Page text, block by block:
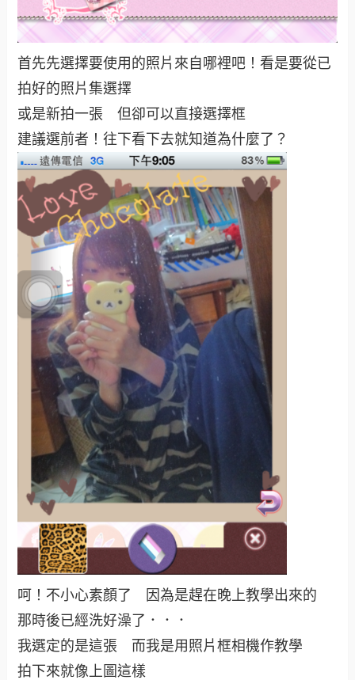
首先先選擇要使用的照片來自哪裡吧！看是要從已
拍好的照片集選擇
或是新拍一張 但卻可以直接選擇框
建議選前者！往下看下去就知道為什麼了？
呵！不小心素顏了 因為是趕在晚上教學出來的
那時後已經洗好澡了．．．
我選定的是這張 而我是用照片框相機作教學
拍下來就像上圖這樣